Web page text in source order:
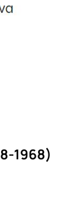
1968)